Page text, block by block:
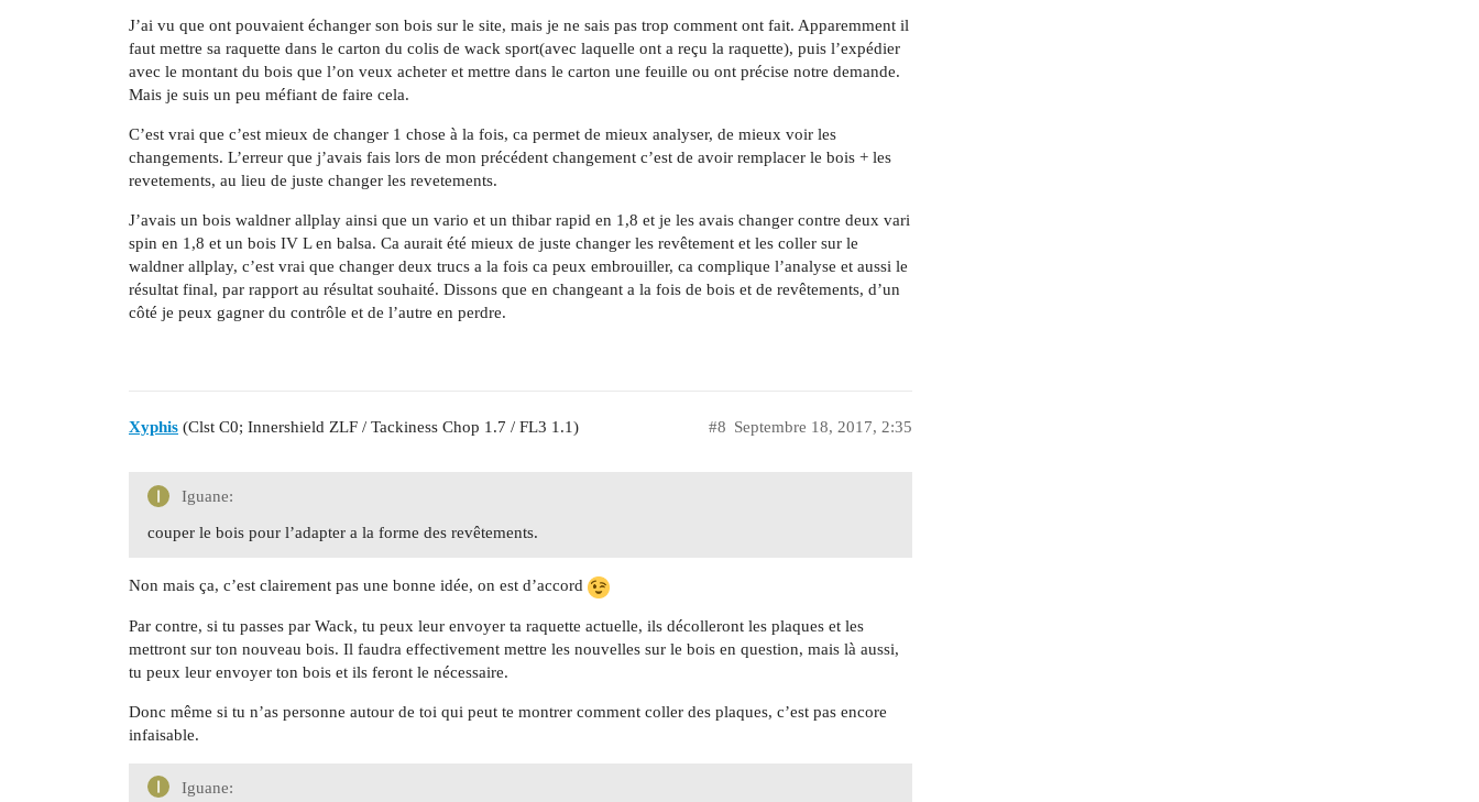
J’ai vu que ont pouvaient échanger son bois sur le site, mais je ne sais pas trop comment ont fait. Apparemment il
faut mettre sa raquette dans le carton du colis de wack sport(avec laquelle ont a reçu la raquette), puis l’expédier
avec le montant du bois que l’on veux acheter et mettre dans le carton une feuille ou ont précise notre demande.
Mais je suis un peu méfiant de faire cela.
C’est vrai que c’est mieux de changer 1 chose à la fois, ca permet de mieux analyser, de mieux voir les
changements. L’erreur que j’avais fais lors de mon précédent changement c’est de avoir remplacer le bois + les
revetements, au lieu de juste changer les revetements.
J’avais un bois waldner allplay ainsi que un vario et un thibar rapid en 1,8 et je les avais changer contre deux vari
spin en 1,8 et un bois IV L en balsa. Ca aurait été mieux de juste changer les revêtement et les coller sur le
waldner allplay, c’est vrai que changer deux trucs a la fois ca peux embrouiller, ca complique l’analyse et aussi le
résultat final, par rapport au résultat souhaité. Dissons que en changeant a la fois de bois et de revêtements, d’un
côté je peux gagner du contrôle et de l’autre en perdre.
Xyphis (Clst C0; Innershield ZLF / Tackiness Chop 1.7 / FL3 1.1) Septembre 18, 2017, 2:35
#8
Iguane:
couper le bois pour l’adapter a la forme des revêtements.
Non mais ça, c’est clairement pas une bonne idée, on est d’accord
Par contre, si tu passes par Wack, tu peux leur envoyer ta raquette actuelle, ils décolleront les plaques et les
mettront sur ton nouveau bois. Il faudra effectivement mettre les nouvelles sur le bois en question, mais là aussi,
tu peux leur envoyer ton bois et ils feront le nécessaire.
Donc même si tu n’as personne autour de toi qui peut te montrer comment coller des plaques, c’est pas encore
infaisable.
Iguane: